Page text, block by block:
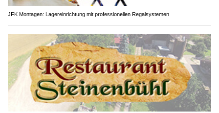
JFK Montagen: Lagereinrichtung mit professionellen Regalsystemen